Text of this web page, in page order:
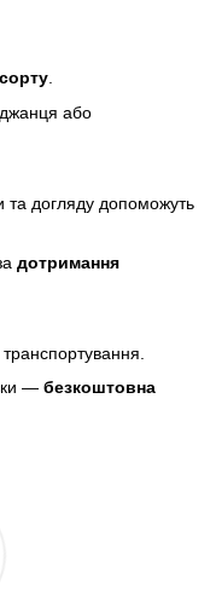
.
або
та догляду допоможуть
дотримання
— безкоштовна